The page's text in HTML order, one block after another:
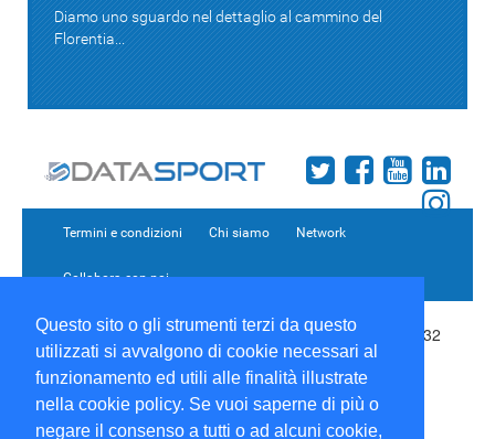
Questo sito o gli strumenti terzi da questo
utilizzati si avvalgono di cookie necessari al
funzionamento ed utili alle finalità illustrate
nella cookie policy. Se vuoi saperne di più o
negare il consenso a tutti o ad alcuni cookie,
Diamo uno sguardo nel dettaglio al cammino del
Florentia...
Termini e condizioni Chi siamo Network
Collabora con noi
Copyright 1995-2026 ©Wise SrlVia Palmanova 8 20132
Milano Italia - P. IVA 09072090963 | ISSN: 2499-2925
(DataSport DS)
Informazioni e richieste di pubblicità:Commerciale
Direttore Responsabile:Sergio Angelo Chiesa|